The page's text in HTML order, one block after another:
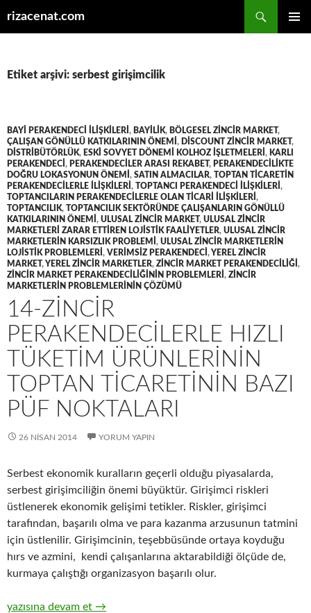
rizacenat.com
Etiket arşivi: serbest girişimcilik
BAYI PERAKENDECI ILIŞKILERI , BAYILIK, BÖLGESEL ZINCIR MARKET,
ÇALIŞAN GÖNÜLLÜ KATKILARININ ÖNEMI , DISCOUNT ZINCIR MARKET,
DISTRIBÜTÖRLÜK, ESKI SOVYET DÖNEMI KOLHOZ IŞLETMELERI , KARLI
PERAKENDECI , PERAKENDECILER ARASI REKABET, PERAKENDECILIKTE
DOĞRU LOKASYONUN ÖNEMI , SATIN ALMACILAR, TOPTAN TICARETIN
PERAKENDECILERLE ILIŞKILERI , TOPTANCI PERAKENDECI ILIŞKILERI ,
TOPTANCILARIN PERAKENDECILERLE OLAN TICARI ILIŞKILERI ,
TOPTANCILIK, TOPTANCILIK SEKTÖRÜNDE ÇALIŞANLARIN GÖNÜLLÜ
KATKILARININ ÖNEMI , ULUSAL ZINCIR MARKET, ULUSAL ZINCIR
MARKETLERI ZARAR ETTIREN LOJISTIK FAALIYETLER, ULUSAL ZINCIR
MARKETLERIN KARSIZLIK PROBLEMI , ULUSAL ZINCIR MARKETLERIN
LOJISTIK PROBLEMLERI , VERIMSIZ PERAKENDECI ,YEREL ZINCIR
MARKET,YEREL ZINCIR MARKETLER, ZINCIR MARKET PERAKENDECILIĞI ,
ZINCIR MARKET PERAKENDECILIĞININ PROBLEMLERI , ZINCIR
MARKETLERIN PROBLEMLERININ ÇÖZÜMÜ
14-ZINCIR
PERAKENDECILERLE HIZLI
TÜKETIM ÜRÜNLERININ
TOPTAN TICARETININ BAZI
PÜF NOKTALARI
26 NISAN 2014 YORUM YAPIN
Serbest ekonomik kuralların geçerli olduğu piyasalarda,
serbest girişimciliğin önemi büyüktür. Girişimci riskleri
üstlenerek ekonomik gelişimi tetikler. Riskler, girişimci
tarafından, başarılı olma ve para kazanma arzusunun tatmini
için üstlenilir. Girişimcinin, teşebbüsünde ortaya koyduğu
hırs ve azmini, kendi çalışanlarına aktarabildiği ölçüde de,
kurmaya çalıştığı organizasyon başarılı olur.
14-Zincir Perakendecilerle hızlı tüketim ürünlerinin toptan
yazısına devam et →